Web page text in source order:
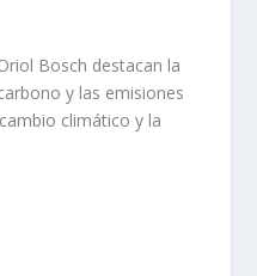
Bosch destacan la
y las emisiones
climático y la